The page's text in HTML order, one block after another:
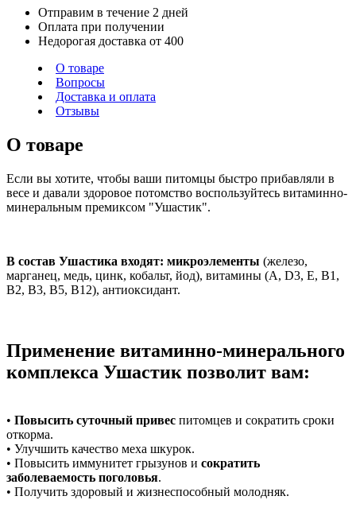
Отправим в течение 2 дней
Оплата при получении
Недорогая доставка от 400
О товаре
Вопросы
Доставка и оплата
Отзывы
О товаре
Если вы хотите, чтобы ваши питомцы быстро прибавляли в
весе и давали здоровое потомство воспользуйтесь витаминно-
минеральным премиксом "Ушастик".
В состав Ушастика входят: микроэлементы (железо,
марганец, медь, цинк, кобальт, йод), витамины (А, D3, Е, В1,
В2, В3, В5, В12), антиоксидант.
Применение витаминно-минерального
комплекса Ушастик позволит вам:
• Повысить суточный привес питомцев и сократить сроки
откорма.
• Улучшить качество меха шкурок.
• Повысить иммунитет грызунов и сократить
заболеваемость поголовья.
• Получить здоровый и жизнеспособный молодняк.